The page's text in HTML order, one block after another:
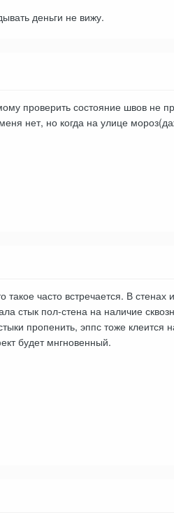
деньги не вижу.
проверить состояние швов не
нет, но когда на улице
часто встречается. В стенах
стык пол-стена на наличие
пропенить, эппс тоже клеится
будет мнгновенный.